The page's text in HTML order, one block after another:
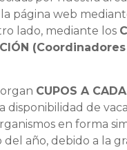
página web
lado, mediante los
CUPOS A
disponibilidad de
en forma
año, debido a la